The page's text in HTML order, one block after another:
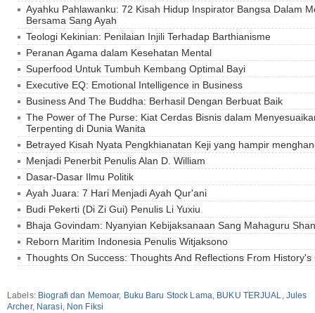
Ayahku Pahlawanku: 72 Kisah Hidup Inspirator Bangsa Dalam
Bersama Sang Ayah
Teologi Kekinian: Penilaian Injili Terhadap Barthianisme
Peranan Agama dalam Kesehatan Mental
Superfood Untuk Tumbuh Kembang Optimal Bayi
Executive EQ: Emotional Intelligence in Business
Business And The Buddha: Berhasil Dengan Berbuat Baik
The Power of The Purse: Kiat Cerdas Bisnis dalam
Terpenting di Dunia Wanita
Betrayed Kisah Nyata Pengkhianatan Keji yang hampir
Menjadi Penerbit Penulis Alan D. William
Dasar-Dasar Ilmu Politik
Ayah Juara: 7 Hari Menjadi Ayah Qur'ani
Budi Pekerti (Di Zi Gui) Penulis Li Yuxiu
Bhaja Govindam: Nyanyian Kebijaksanaan Sang Mahaguru
Reborn Maritim Indonesia Penulis Witjaksono
Thoughts On Success: Thoughts And Reflections From
Labels: Biografi dan Memoar, Buku Baru Stock Lama, BUKU TERJUAL, Jules
Archer, Narasi, Non Fiksi